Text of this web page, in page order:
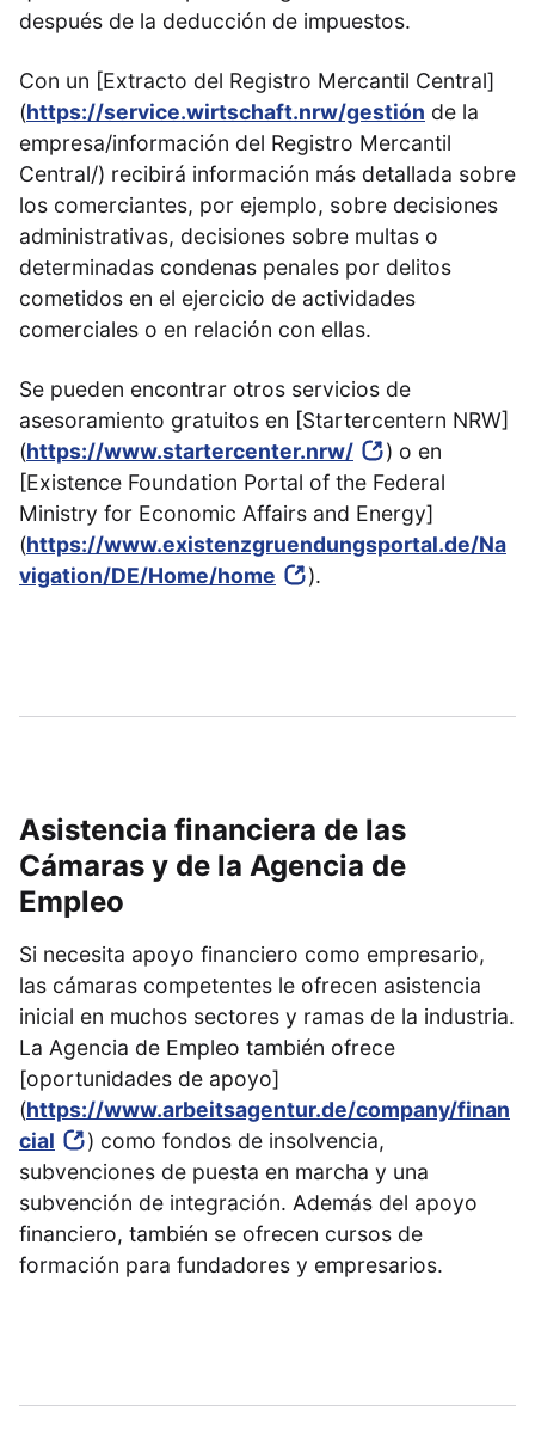
después de la deducción de impuestos.
Con un [Extracto del Registro Mercantil Central]
(https://service.wirtschaft.nrw/gestión de la
empresa/información del Registro Mercantil
Central/) recibirá información más detallada sobre
los comerciantes, por ejemplo, sobre decisiones
administrativas, decisiones sobre multas o
determinadas condenas penales por delitos
cometidos en el ejercicio de actividades
comerciales o en relación con ellas.
Se pueden encontrar otros servicios de
asesoramiento gratuitos en [Startercentern NRW]
(https://www.startercenter.nrw/
) o en
[Existence Foundation Portal of the Federal
Ministry for Economic Affairs and Energy]
(https://www.existenzgruendungsportal.de/Na
vigation/DE/Home/home
).
Asistencia financiera de las
Cámaras y de la Agencia de
Empleo
Si necesita apoyo financiero como empresario,
las cámaras competentes le ofrecen asistencia
inicial en muchos sectores y ramas de la industria.
La Agencia de Empleo también ofrece
[oportunidades de apoyo]
(https://www.arbeitsagentur.de/company/finan
cial
) como fondos de insolvencia,
subvenciones de puesta en marcha y una
subvención de integración. Además del apoyo
financiero, también se ofrecen cursos de
formación para fundadores y empresarios.